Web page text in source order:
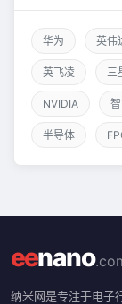
华为 英伟
英飞凌 三
NVIDIA
半导体
eenano
纳米网是专注于电子